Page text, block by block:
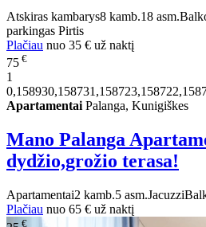
Atskiras kambarys8 kamb.18 asm.
parkingas Pirtis
Plačiau nuo 35 € už naktį
75 €
1
Apartamentai Palanga, Kunigiškes
Mano Palanga
dydžio,grožio terasa!
Apartamentai2 kamb.5 asm.Jacuzzi
Plačiau nuo 65 € už naktį
€